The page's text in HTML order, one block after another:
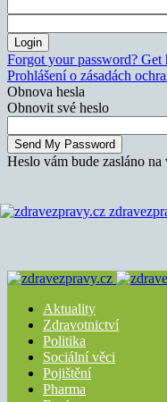
Forgot your password? Get
Prohlášení o zásadách
Obnova hesla
Obnovit své heslo
Heslo vám bude zasláno na
Aktuality
Zdravotnictví
Politika
Sociální věci
Pojištění
Pharma